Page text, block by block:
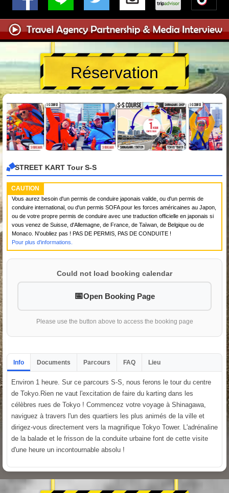
Réservation
STREET KART Tour S-S
CAUTION
Vous aurez besoin d'un permis de conduire japonais valide, ou d'un permis de
conduire international, ou d'un permis SOFA pour les forces américaines au Japon,
ou de votre propre permis de conduire avec une traduction officielle en japonais si
vous venez de Suisse, d'Allemagne, de France, de Taïwan, de Belgique ou de
Monaco. N'oubliez pas ! PAS DE PERMIS, PAS DE CONDUITE !
Pour plus d'informations.
Could not load booking calendar
Open Booking Page
Please use the button above to access the booking page
Info Documents Parcours FAQ Lieu
Environ 1 heure. Sur ce parcours S-S, nous ferons le tour du centre
de Tokyo.Rien ne vaut l'excitation de faire du karting dans les
célèbres rues de Tokyo ! Commencez votre voyage à Shinagawa,
naviguez à travers l'un des quartiers les plus animés de la ville et
dirigez-vous directement vers la magnifique Tokyo Tower. L'adrénaline
de la balade et le frisson de la conduite urbaine font de cette visite
d'une heure un incontournable absolu !